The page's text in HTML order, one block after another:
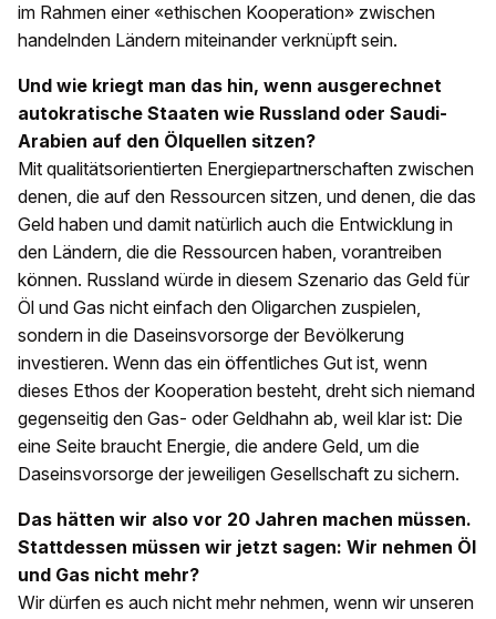
im Rahmen einer «ethischen Kooperation» zwischen
handelnden Ländern miteinander verknüpft sein.
Und wie kriegt man das hin, wenn ausgerechnet
autokratische Staaten wie Russland oder Saudi-
Arabien auf den Ölquellen sitzen?
Mit qualitätsorientierten Energiepartnerschaften zwischen
denen, die auf den Ressourcen sitzen, und denen, die das
Geld haben und damit natürlich auch die Entwicklung in
den Ländern, die die Ressourcen haben, vorantreiben
können. Russland würde in diesem Szenario das Geld für
Öl und Gas nicht einfach den Oligarchen zuspielen,
sondern in die Daseinsvorsorge der Bevölkerung
investieren. Wenn das ein öffentliches Gut ist, wenn
dieses Ethos der Kooperation besteht, dreht sich niemand
gegenseitig den Gas- oder Geldhahn ab, weil klar ist: Die
eine Seite braucht Energie, die andere Geld, um die
Daseinsvorsorge der jeweiligen Gesellschaft zu sichern.
Das hätten wir also vor 20 Jahren machen müssen.
Stattdessen müssen wir jetzt sagen: Wir nehmen Öl
und Gas nicht mehr?
Wir dürfen es auch nicht mehr nehmen, wenn wir unseren